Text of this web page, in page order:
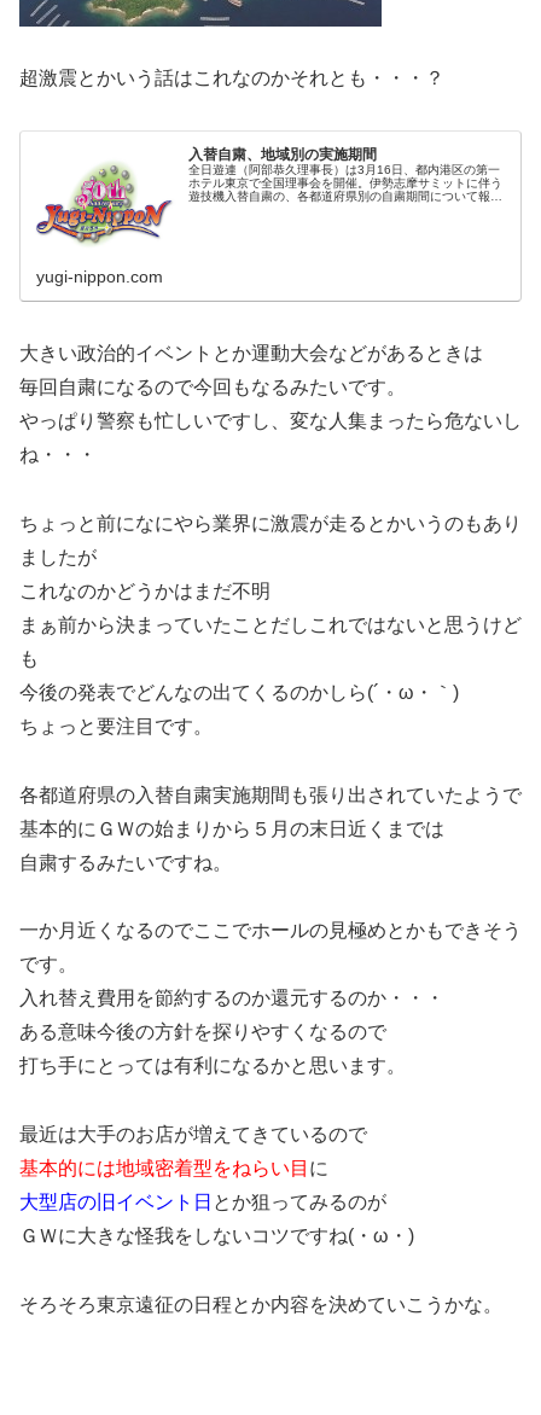
超激震とかいう話はこれなのかそれとも・・・？
入替自粛、地域別の実施期間
全日遊連（阿部恭久理事長）は3月16日、都内港区の第一
ホテル東京で全国理事会を開催。伊勢志摩サミットに伴う
遊技機入替自粛の、各都道府県別の自粛期間について報告
yugi-nippon.com
大きい政治的イベントとか運動大会などがあるときは
毎回自粛になるので今回もなるみたいです。
やっぱり警察も忙しいですし、変な人集まったら危ないし
ね・・・
ちょっと前になにやら業界に激震が走るとかいうのもあり
ましたが
これなのかどうかはまだ不明
まぁ前から決まっていたことだしこれではないと思うけど
も
今後の発表でどんなの出てくるのかしら(´・ω・｀)
ちょっと要注目です。
各都道府県の入替自粛実施期間も張り出されていたようで
基本的にＧＷの始まりから５月の末日近くまでは
自粛するみたいですね。
一か月近くなるのでここでホールの見極めとかもできそう
です。
入れ替え費用を節約するのか還元するのか・・・
ある意味今後の方針を探りやすくなるので
打ち手にとっては有利になるかと思います。
最近は大手のお店が増えてきているので
基本的には地域密着型をねらい目 に
大型店の旧イベント日 とか狙ってみるのが
ＧＷに大きな怪我をしないコツですね(・ω・)
そろそろ東京遠征の日程とか内容を決めていこうかな。